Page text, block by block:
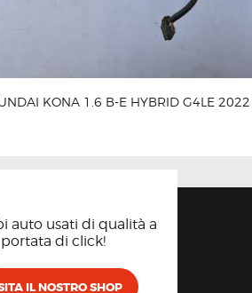
KONA 1.6 B-E HYBRID G4LE
auto usati di qualità a
portata di click!
IL NOSTRO SHOP